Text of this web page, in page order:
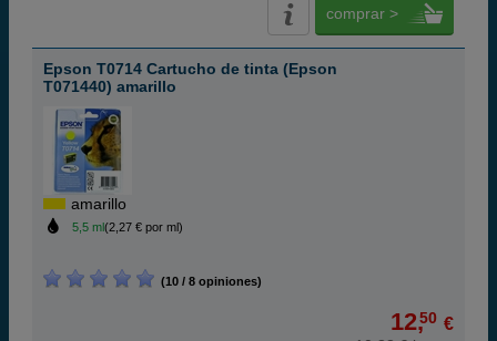
comprar >
Epson T0714 Cartucho de tinta (Epson
T071440) amarillo
amarillo
5,5 ml(2,27 € por ml)
(10 / 8 opiniones)
12,50 €